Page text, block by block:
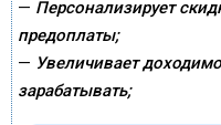
— Персонализирует
предоплаты;
— Увеличивает
зарабатывать;